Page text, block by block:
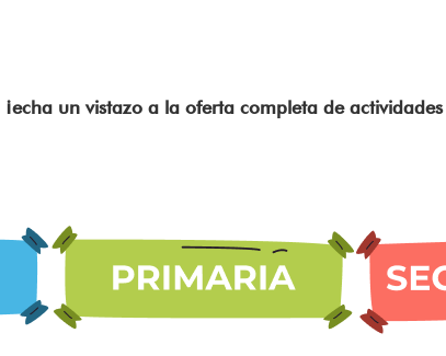
¡echa un vistazo a la oferta completa de